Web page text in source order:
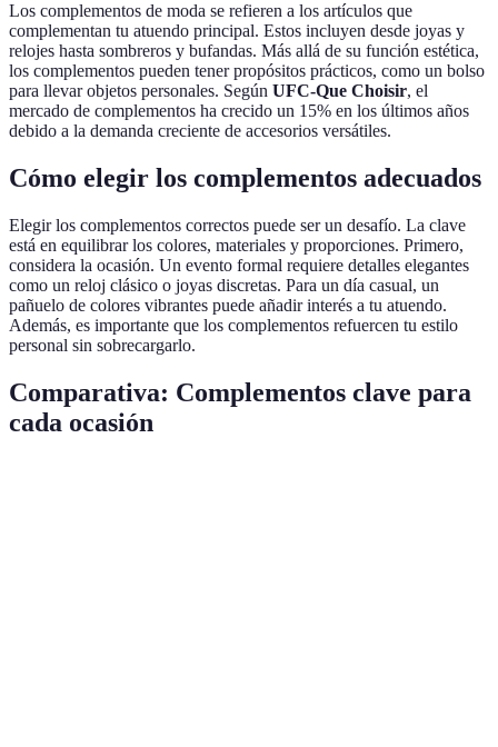
Los complementos de moda se refieren a los artículos que
complementan tu atuendo principal. Estos incluyen desde joyas y
relojes hasta sombreros y bufandas. Más allá de su función estética,
los complementos pueden tener propósitos prácticos, como un bolso
para llevar objetos personales. Según UFC-Que Choisir, el
mercado de complementos ha crecido un 15% en los últimos años
debido a la demanda creciente de accesorios versátiles.
Cómo elegir los complementos adecuados
Elegir los complementos correctos puede ser un desafío. La clave
está en equilibrar los colores, materiales y proporciones. Primero,
considera la ocasión. Un evento formal requiere detalles elegantes
como un reloj clásico o joyas discretas. Para un día casual, un
pañuelo de colores vibrantes puede añadir interés a tu atuendo.
Además, es importante que los complementos refuercen tu estilo
personal sin sobrecargarlo.
Comparativa: Complementos clave para
cada ocasión